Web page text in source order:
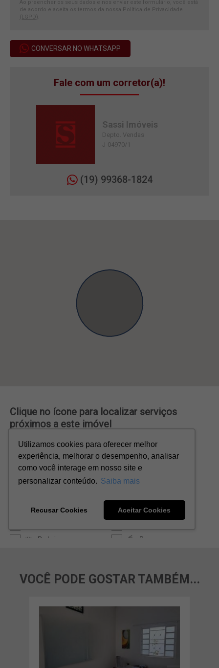
Ao preencher os seus dados e nos enviar este formulário, você está
de acordo e aceita os termos da nossa Política de Privacidade
(LGPD)
CONVERSAR NO WHATSAPP
Fale com um corretor(a)!
Sassi Imóveis
Depto. Vendas
J-04970/1
(19) 99368-1824
VOCÊ PODE GOSTAR TAMBÉM...